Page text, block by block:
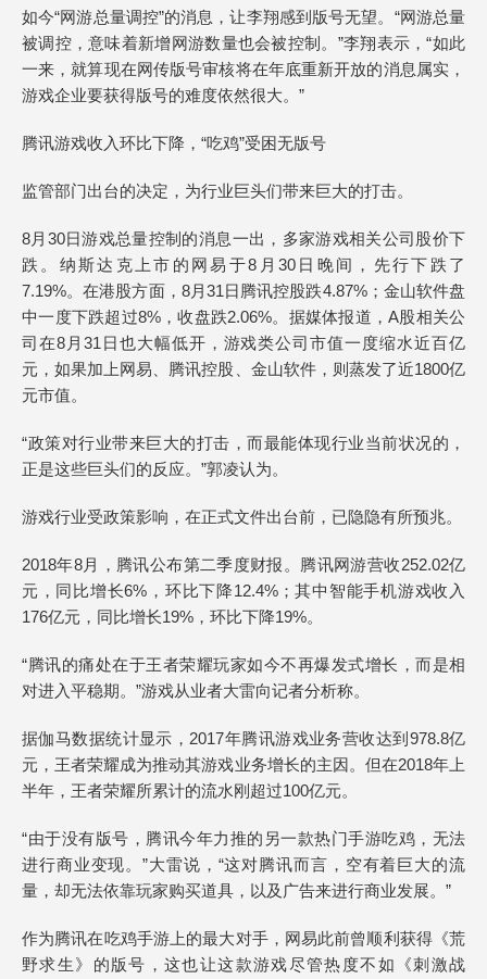
如今“网游总量调控”的消息，让李翔感到版号无望。“网游总量
被调控，意味着新增网游数量也会被控制。”李翔表示，“如此
一来，就算现在网传版号审核将在年底重新开放的消息属实，
游戏企业要获得版号的难度依然很大。”
腾讯游戏收入环比下降，“吃鸡”受困无版号
监管部门出台的决定，为行业巨头们带来巨大的打击。
8月30日游戏总量控制的消息一出，多家游戏相关公司股价下
跌。纳斯达克上市的网易于8月30日晚间，先行下跌了
7.19%。在港股方面，8月31日腾讯控股跌4.87%；金山软件盘
中一度下跌超过8%，收盘跌2.06%。据媒体报道，A股相关公
司在8月31日也大幅低开，游戏类公司市值一度缩水近百亿
元，如果加上网易、腾讯控股、金山软件，则蒸发了近1800亿
元市值。
“政策对行业带来巨大的打击，而最能体现行业当前状况的，
正是这些巨头们的反应。”郭凌认为。
游戏行业受政策影响，在正式文件出台前，已隐隐有所预兆。
2018年8月，腾讯公布第二季度财报。腾讯网游营收252.02亿
元，同比增长6%，环比下降12.4%；其中智能手机游戏收入
176亿元，同比增长19%，环比下降19%。
“腾讯的痛处在于王者荣耀玩家如今不再爆发式增长，而是相
对进入平稳期。”游戏从业者大雷向记者分析称。
据伽马数据统计显示，2017年腾讯游戏业务营收达到978.8亿
元，王者荣耀成为推动其游戏业务增长的主因。但在2018年上
半年，王者荣耀所累计的流水刚超过100亿元。
“由于没有版号，腾讯今年力推的另一款热门手游吃鸡，无法
进行商业变现。”大雷说，“这对腾讯而言，空有着巨大的流
量，却无法依靠玩家购买道具，以及广告来进行商业发展。”
作为腾讯在吃鸡手游上的最大对手，网易此前曾顺利获得《荒
野求生》的版号，这也让这款游戏尽管热度不如《刺激战